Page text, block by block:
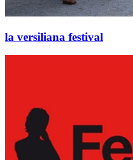
la versiliana festival